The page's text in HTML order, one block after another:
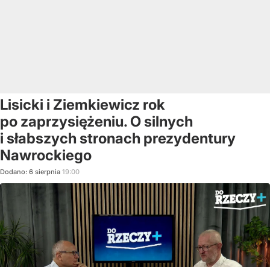
Lisicki i Ziemkiewicz rok
po zaprzysiężeniu. O silnych
i słabszych stronach prezydentury
Nawrockiego
Dodano: 6 sierpnia 19:00